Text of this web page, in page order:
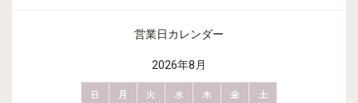
営業日カレンダー
2026年8月
日 月 火 水 木 金 土